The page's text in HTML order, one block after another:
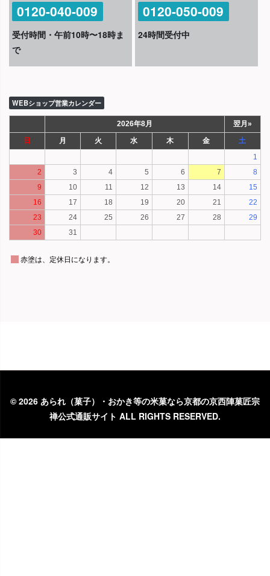
0120-040-009
受付時間・午前10時〜18時ま
で
0120-050-009
24時間受付中
WEBショップ営業カレンダー
© 2026 あられ（菓子）・おかき等の米菓なら京都の京西陣菓匠宗
禅公式通販サイト ALL RIGHTS RESERVED.